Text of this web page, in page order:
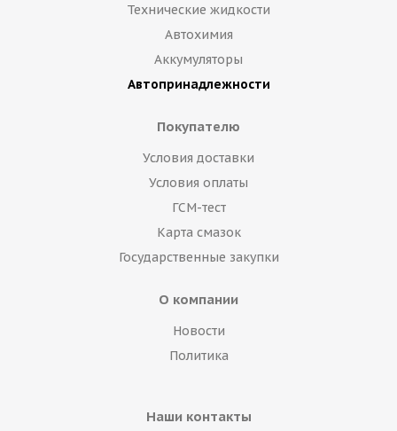
Технические жидкости
Автохимия
Аккумуляторы
Автопринадлежности
Покупателю
Условия доставки
Условия оплаты
ГСМ-тест
Карта смазок
Государственные закупки
О компании
Новости
Политика
Наши контакты